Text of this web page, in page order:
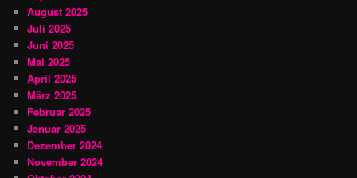
August 2025
Juli 2025
Juni 2025
Mai 2025
April 2025
März 2025
Februar 2025
Januar 2025
Dezember 2024
November 2024